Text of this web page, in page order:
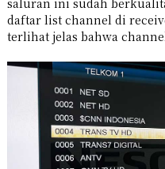
saluran ini sudah
daftar list channel di
terlihat jelas bahwa